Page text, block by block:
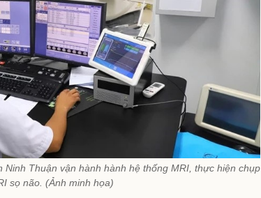
Ninh Thuận vận hành hành hệ thống MRI, thực hiện chụp
sọ não. (Ảnh minh họa)